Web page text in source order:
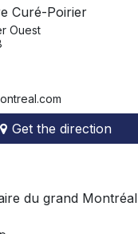
Curé-Poirier
Ouest
Get the direction
du grand Montréal